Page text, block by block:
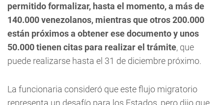
permitido formalizar, hasta el momento, a más de
140.000 venezolanos, mientras que otros 200.000
están próximos a obtener ese documento y unos
50.000 tienen citas para realizar el trámite, que
puede realizarse hasta el 31 de diciembre próximo.
La funcionaria consideró que este flujo migratorio
representa un desafío para los Estados, pero dijo que